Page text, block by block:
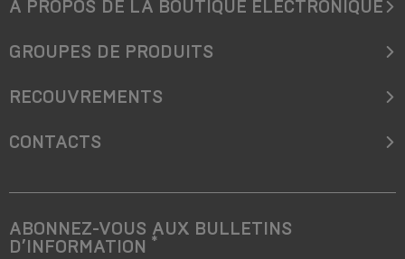
A PROPOS DE LA BOUTIQUE ÉLECTRONIQUE
GROUPES DE PRODUITS
RECOUVREMENTS
CONTACTS
ABONNEZ-VOUS AUX BULLETINS
D’INFORMATION *